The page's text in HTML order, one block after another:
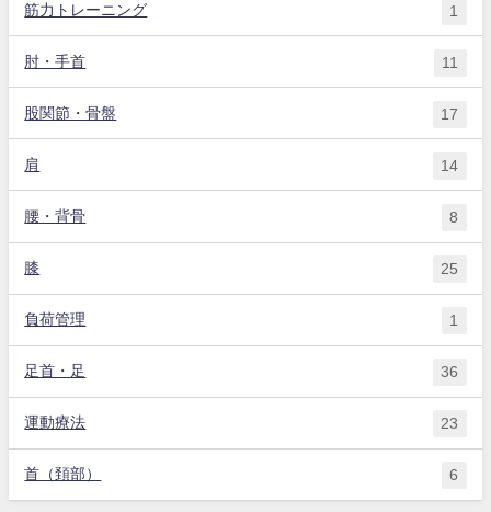
筋力トレーニング 1
肘・手首 11
股関節・骨盤 17
肩 14
腰・背骨 8
膝 25
負荷管理 1
足首・足 36
運動療法 23
首（頚部） 6